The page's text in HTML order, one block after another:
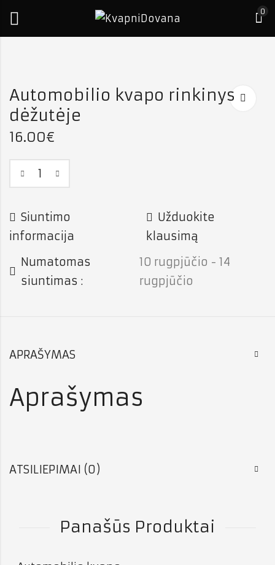
0
Automobilio kvapo rinkinys
dėžutėje
16.00€
Siuntimo
informacija
Užduokite
klausimą
Numatomas
siuntimas :
10 rugpjūčio - 14
rugpjūčio
APRAŠYMAS
Aprašymas
ATSILIEPIMAI (0)
Panašūs Produktai